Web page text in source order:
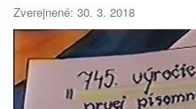
Zverejnené: 30. 3. 2018